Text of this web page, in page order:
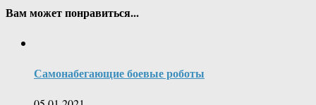
Вам может понравиться...
Самонабегающие боевые роботы